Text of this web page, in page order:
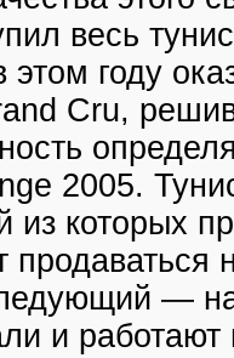
весь
этом году
Cru,
2005.
которых
—
и